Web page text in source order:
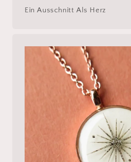
Ein Ausschnitt Als Herz